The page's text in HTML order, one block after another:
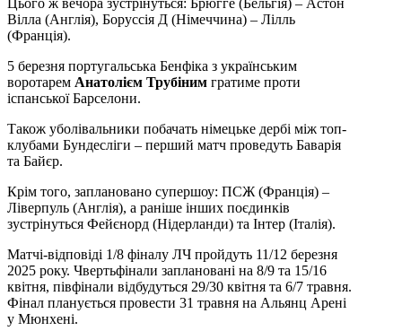
Цього ж вечора зустрінуться: Брюгге (Бельгія) – Астон
Вілла (Англія), Боруссія Д (Німеччина) – Лілль
(Франція).
5 березня португальська Бенфіка з українським
воротарем Анатолієм Трубіним гратиме проти
іспанської Барселони.
Також уболівальники побачать німецьке дербі між топ-
клубами Бундесліги – перший матч проведуть Баварія
та Байєр.
Крім того, заплановано супершоу: ПСЖ (Франція) –
Ліверпуль (Англія), а раніше інших поєдинків
зустрінуться Фейєнорд (Нідерланди) та Інтер (Італія).
Матчі-відповіді 1/8 фіналу ЛЧ пройдуть 11/12 березня
2025 року. Чвертьфінали заплановані на 8/9 та 15/16
квітня, півфінали відбудуться 29/30 квітня та 6/7 травня.
Фінал планується провести 31 травня на Альянц Арені
у Мюнхені.